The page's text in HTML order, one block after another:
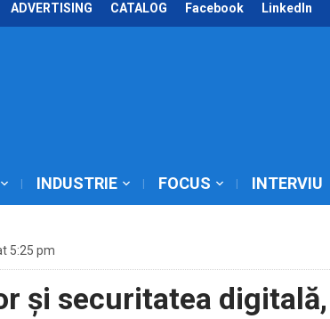
ADVERTISING CATALOG Facebook LinkedIn
INDUSTRIE FOCUS INTERVIU
5:25 pm
și securitatea digitală,